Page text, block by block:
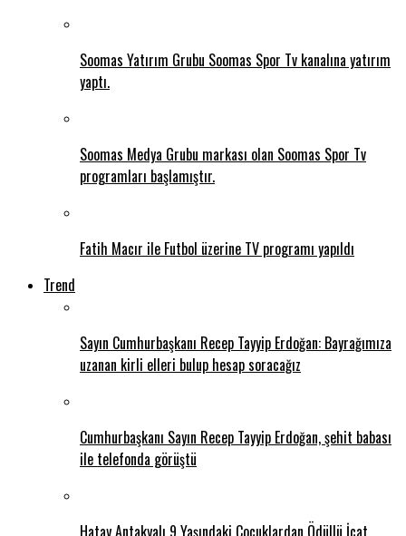
Soomas Yatırım Grubu Soomas Spor Tv kanalına yatırım
yaptı.
Soomas Medya Grubu markası olan Soomas Spor Tv
programları başlamıştır.
Fatih Macır ile Futbol üzerine TV programı yapıldı
Trend
Sayın Cumhurbaşkanı Recep Tayyip Erdoğan: Bayrağımıza
uzanan kirli elleri bulup hesap soracağız
Cumhurbaşkanı Sayın Recep Tayyip Erdoğan, şehit babası
ile telefonda görüştü